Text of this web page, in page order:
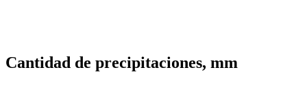
Cantidad de precipitaciones, mm